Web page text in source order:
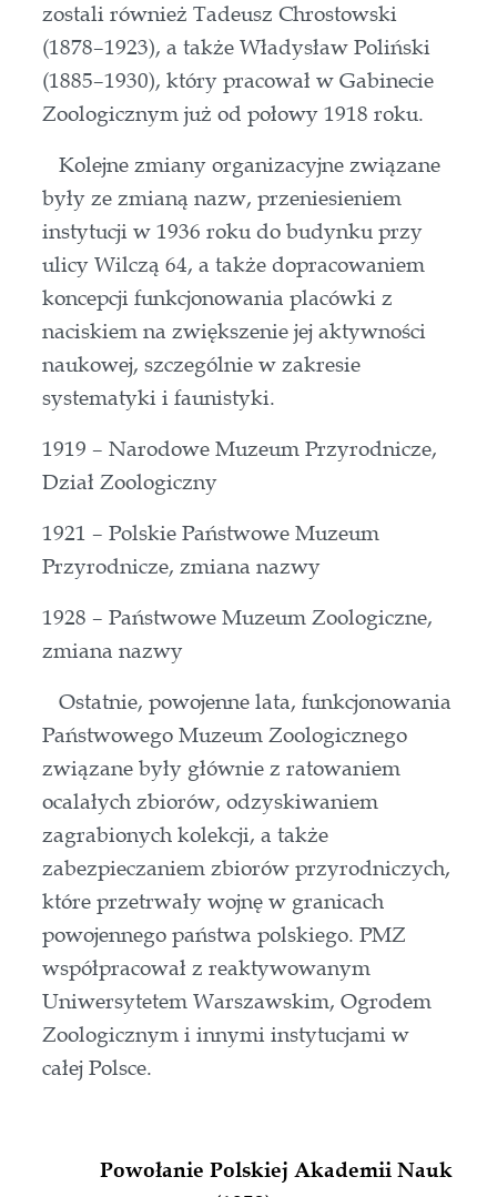
zostali również Tadeusz Chrostowski
(1878–1923), a także Władysław Poliński
(1885–1930), który pracował w Gabinecie
Zoologicznym już od połowy 1918 roku.
Kolejne zmiany organizacyjne związane
były ze zmianą nazw, przeniesieniem
instytucji w 1936 roku do budynku przy
ulicy Wilczą 64, a także dopracowaniem
koncepcji funkcjonowania placówki z
naciskiem na zwiększenie jej aktywności
naukowej, szczególnie w zakresie
systematyki i faunistyki.
1919 – Narodowe Muzeum Przyrodnicze,
Dział Zoologiczny
1921 – Polskie Państwowe Muzeum
Przyrodnicze, zmiana nazwy
1928 – Państwowe Muzeum Zoologiczne,
zmiana nazwy
Ostatnie, powojenne lata, funkcjonowania
Państwowego Muzeum Zoologicznego
związane były głównie z ratowaniem
ocalałych zbiorów, odzyskiwaniem
zagrabionych kolekcji, a także
zabezpieczaniem zbiorów przyrodniczych,
które przetrwały wojnę w granicach
powojennego państwa polskiego. PMZ
współpracował z reaktywowanym
Uniwersytetem Warszawskim, Ogrodem
Zoologicznym i innymi instytucjami w
całej Polsce.